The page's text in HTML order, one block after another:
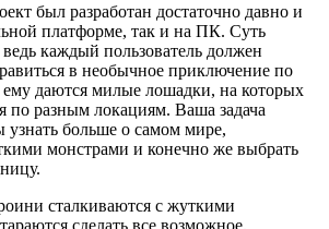
был разработан достаточно давно и
платформе, так и на ПК. Суть
ведь каждый пользователь должен
в необычное приключение по
даются милые лошадки, на которых
по разным локациям. Ваша задача
узнать больше о самом мире,
монстрами и конечно же выбрать
сталкиваются с жуткими
сделать все возможное,